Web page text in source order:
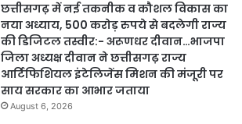
छत्तीसगढ़ में नई तकनीक व कौशल विकास का
नया अध्याय, 500 करोड़ रुपये से बदलेगी राज्य
की डिजिटल तस्वीर:- अरूणधर दीवान…भाजपा
जिला अध्यक्ष दीवान ने छत्तीसगढ़ राज्य
आर्टिफिशियल इंटेलिजेंस मिशन की मंजूरी पर
साय सरकार का आभार जताया
August 6, 2026